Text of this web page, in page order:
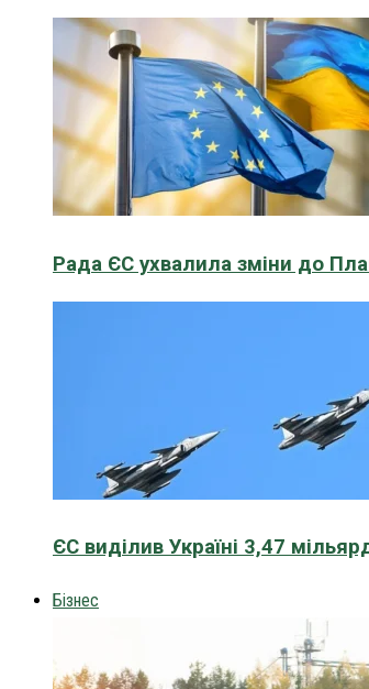
Рада ЄС ухвалила зміни до
ЄС виділив Україні 3,47
Бізнес